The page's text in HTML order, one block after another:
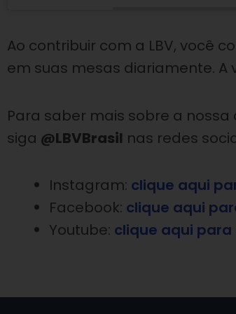
Ao contribuir com a LBV, você
em suas mesas diariamente. A
Para saber mais sobre a
siga @LBVBrasil nas redes
Instagram: clique aqui
Facebook: clique aqui
Youtube: clique aqui para